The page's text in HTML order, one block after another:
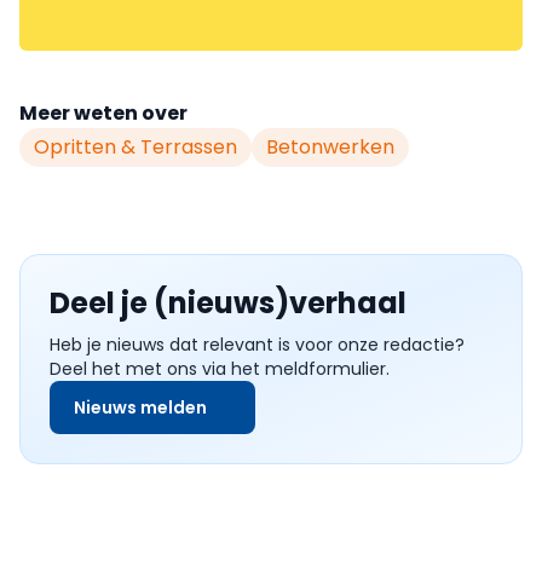
Meer weten over
Opritten & Terrassen
Betonwerken
Deel je (nieuws)verhaal
Heb je nieuws dat relevant is voor onze redactie?
Deel het met ons via het meldformulier.
Nieuws melden